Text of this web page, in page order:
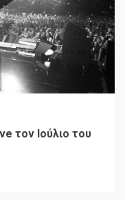
τον Ιούλιο του